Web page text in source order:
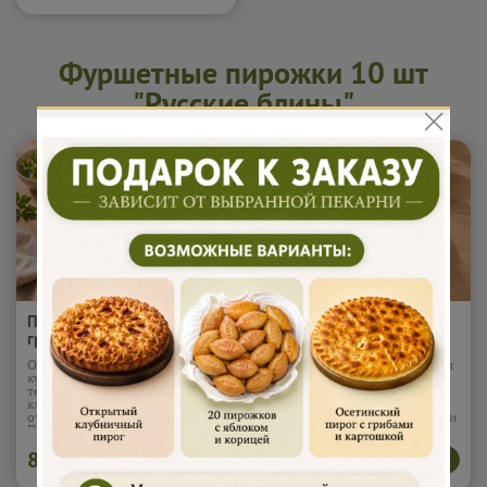
Фуршетные пирожки 10 шт
"Русские блины"
Пирожки "Картофель и
грибы" 400 гр (10шт)
Обжаренные грибы и картофель
кубиками в пышном, мягком
тесте. Сочная начинка и
классическое сочетание вкусов,
от которого не оторваться.
Подробнее...
895₽ В корзину
Пирожки "Клубника и
крем" 400 гр (10шт)
Сладкие и ароматные пирожки
с начинкой из натуральной
клубники и нежного крема.
Мягкое тесто, яркий вкус -
отличное угощение для детей и
взрослых.
895₽ В корзину